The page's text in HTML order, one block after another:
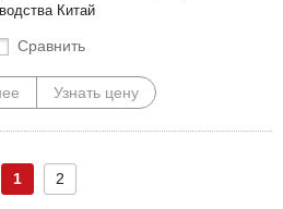
Китай
Сравнить
Узнать цену
1 2